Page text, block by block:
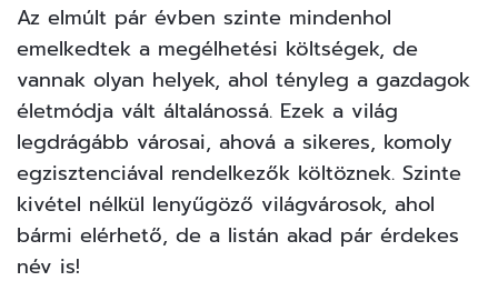
Az elmúlt pár évben szinte mindenhol
emelkedtek a megélhetési költségek, de
vannak olyan helyek, ahol tényleg a gazdagok
életmódja vált általánossá. Ezek a világ
legdrágább városai, ahová a sikeres, komoly
egzisztenciával rendelkezők költöznek. Szinte
kivétel nélkül lenyűgöző világvárosok, ahol
bármi elérhető, de a listán akad pár érdekes
név is!